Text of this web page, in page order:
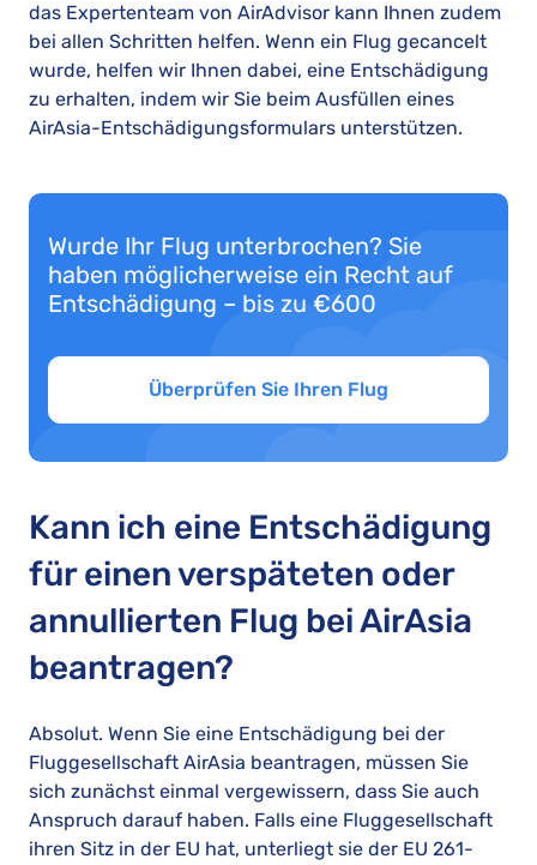
das Expertenteam von AirAdvisor kann Ihnen zudem
bei allen Schritten helfen. Wenn ein Flug gecancelt
wurde, helfen wir Ihnen dabei, eine Entschädigung
zu erhalten, indem wir Sie beim Ausfüllen eines
AirAsia-Entschädigungsformulars unterstützen.
Wurde Ihr Flug unterbrochen? Sie
haben möglicherweise ein Recht auf
Entschädigung – bis zu €600
Überprüfen Sie Ihren Flug
Kann ich eine Entschädigung
für einen verspäteten oder
annullierten Flug bei AirAsia
beantragen?
Absolut. Wenn Sie eine Entschädigung bei der
Fluggesellschaft AirAsia beantragen, müssen Sie
sich zunächst einmal vergewissern, dass Sie auch
Anspruch darauf haben. Falls eine Fluggesellschaft
ihren Sitz in der EU hat, unterliegt sie der EU 261-